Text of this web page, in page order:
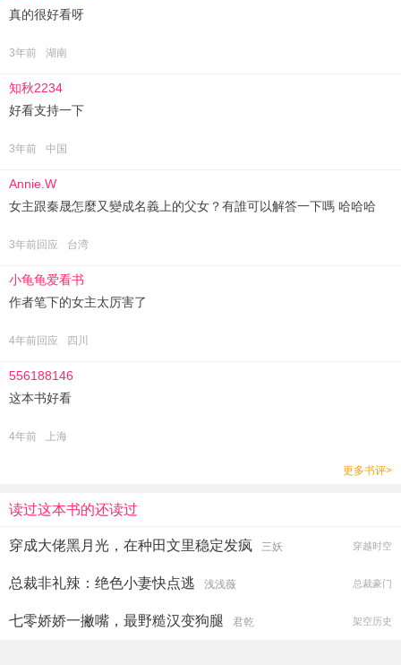
真的很好看呀
3年前 湖南
知秋2234
好看支持一下
3年前 中国
Annie.W
女主跟秦晟怎麼又變成名義上的父女？有誰可以解答一下嗎 哈哈哈
3年前回应 台湾
小龟龟爱看书
作者笔下的女主太厉害了
4年前回应 四川
556188146
这本书好看
4年前 上海
更多书评>
读过这本书的还读过
穿成大佬黑月光，在种田文里稳定发疯 三妖 穿越时空
总裁非礼辣：绝色小妻快点逃 浅浅薇 总裁豪门
七零娇娇一撇嘴，最野糙汉变狗腿 君乾 架空历史